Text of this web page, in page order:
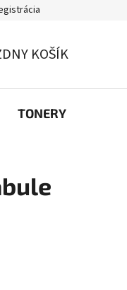
výber a spokojnosť |
KOŠÍK
TONERY